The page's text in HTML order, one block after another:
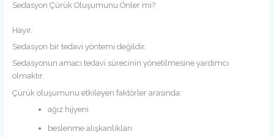
Sedasyon Çürük Oluşumunu Önler mi?
Hayır.
Sedasyon bir tedavi yöntemi değildir.
Sedasyonun amacı tedavi sürecinin yönetilmesine yardımcı
olmaktır.
Çürük oluşumunu etkileyen faktörler arasında:
ağız hijyeni
beslenme alışkanlıkları